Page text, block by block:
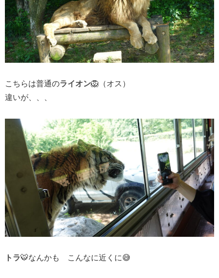
こちらは普通のライオン🦁（オス）
違いが、、、
トラ🐯なんかも こんなに近くに😅